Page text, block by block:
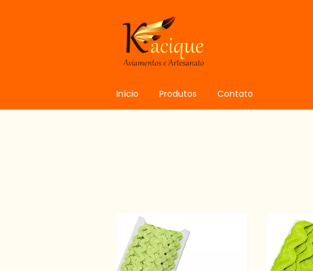
Início Produtos Contato